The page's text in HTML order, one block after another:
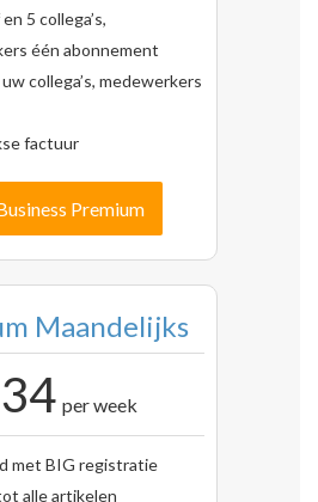
5 collega’s,
één abonnement
collega’s, medewerkers
factuur
Premium
Maandelijks
per week
met BIG registratie
alle artikelen